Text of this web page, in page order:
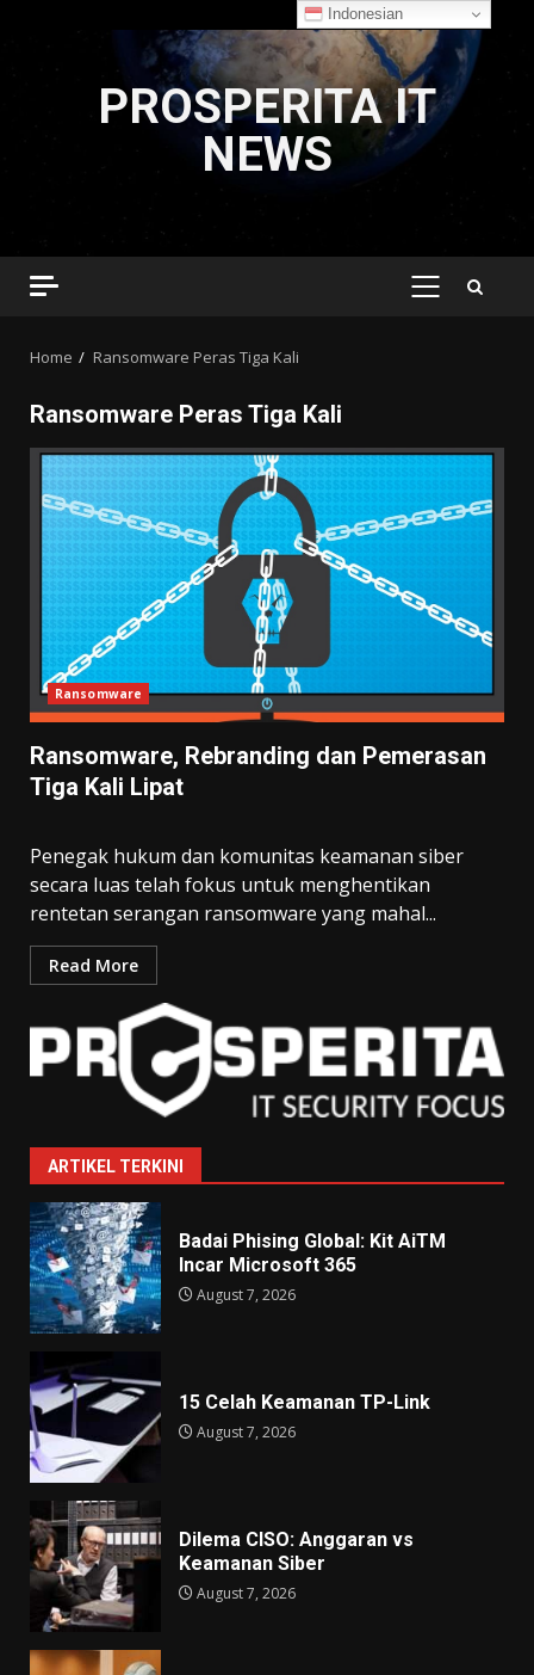
PROSPERITA IT
NEWS
PRIMARY
Home Ransomware Peras Tiga Kali
Ransomware Peras Tiga Kali
Ransomware
Ransomware, Rebranding dan Pemerasan
Tiga Kali Lipat
Penegak hukum dan komunitas keamanan siber
secara luas telah fokus untuk menghentikan
rentetan serangan ransomware yang mahal...
Read More
ARTIKEL TERKINI
Badai Phising Global: Kit AiTM
Incar Microsoft 365
August 7, 2026
15 Celah Keamanan TP-Link
August 7, 2026
Dilema CISO: Anggaran vs
Keamanan Siber
August 7, 2026
Indonesian